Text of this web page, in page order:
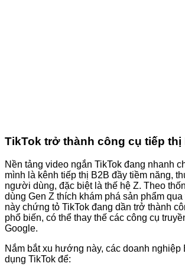
TikTok trở thành công cụ tiếp thị
Nền tảng video ngắn TikTok đang nhanh
mình là kênh tiếp thị B2B đầy tiềm năng,
người dùng, đặc biệt là thế hệ Z. Theo
dùng Gen Z thích khám phá sản phẩm
này chứng tỏ TikTok đang dần trở thành
phổ biến, có thể thay thế các công cụ
Google.
Nắm bắt xu hướng này, các doanh nghiệp
dụng TikTok để: